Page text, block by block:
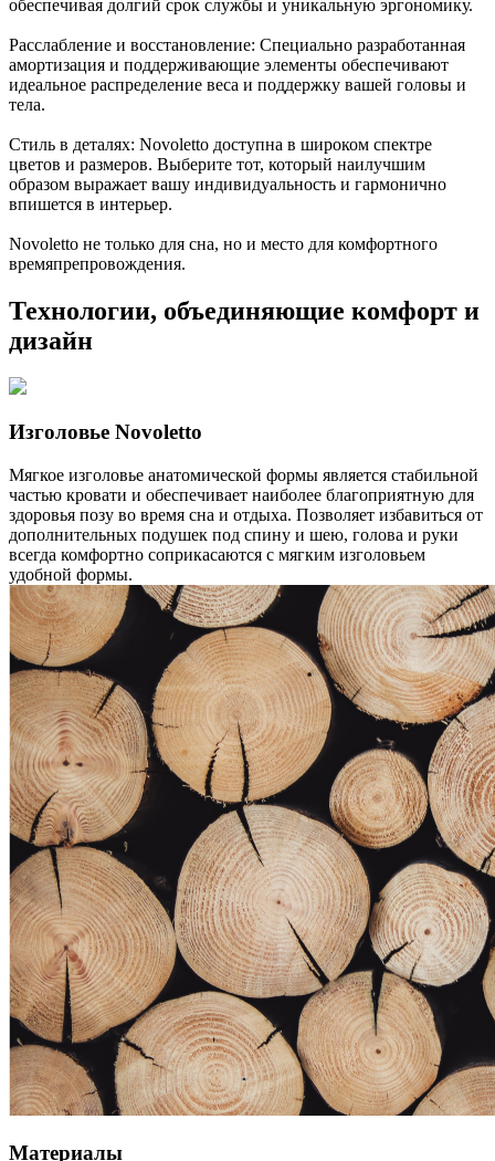
обеспечивая долгий срок службы и уникальную эргономику.
Расслабление и восстановление: Специально разработанная
амортизация и поддерживающие элементы обеспечивают
идеальное распределение веса и поддержку вашей головы и
тела.
Стиль в деталях: Novoletto доступна в широком спектре
цветов и размеров. Выберите тот, который наилучшим
образом выражает вашу индивидуальность и гармонично
впишется в интерьер.
Novoletto не только для сна, но и место для комфортного
времяпрепровождения.
Технологии, объединяющие комфорт и
дизайн
Изголовье Novoletto
Мягкое изголовье анатомической формы является стабильной
частью кровати и обеспечивает наиболее благоприятную для
здоровья позу во время сна и отдыха. Позволяет избавиться от
дополнительных подушек под спину и шею, голова и руки
всегда комфортно соприкасаются с мягким изголовьем
удобной формы.
Материалы